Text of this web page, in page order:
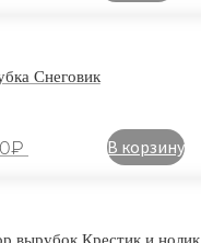
Снеговик
₽ В корзину